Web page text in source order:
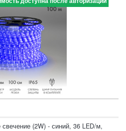
(2W) - синий, 36 LED/м,